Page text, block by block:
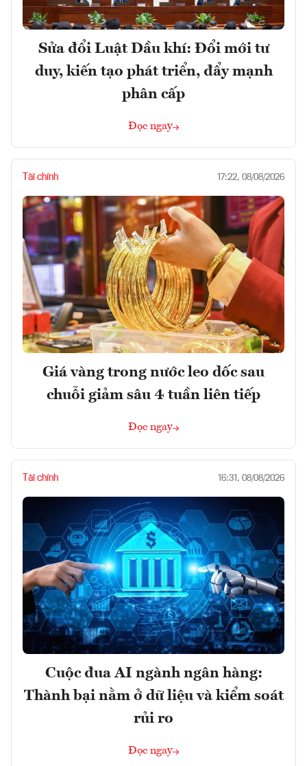
Sửa đổi Luật Dầu khí: Đổi mới tư
duy, kiến tạo phát triển, đẩy mạnh
phân cấp
Đọc ngay
Tài chính 17:22, 08/08/2026
Giá vàng trong nước leo dốc sau
chuỗi giảm sâu 4 tuần liên tiếp
Đọc ngay
Tài chính 16:31, 08/08/2026
Cuộc đua AI ngành ngân hàng:
Thành bại nằm ở dữ liệu và kiểm soát
rủi ro
Đọc ngay